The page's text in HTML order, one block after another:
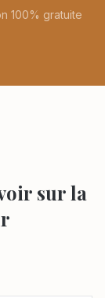
100% gratuite
sur la